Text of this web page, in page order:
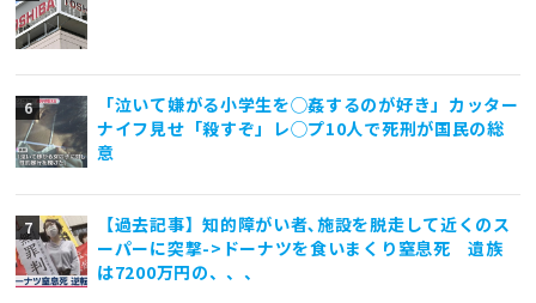
「泣いて嫌がる小学生を◯姦するのが好き」カッター
ナイフ見せ「殺すぞ」レ◯プ10人で死刑が国民の総
意
【過去記事】知的障がい者､施設を脱走して近くのス
ーパーに突撃->ドーナツを食いまくり窒息死 遺族
は7200万円の、、、